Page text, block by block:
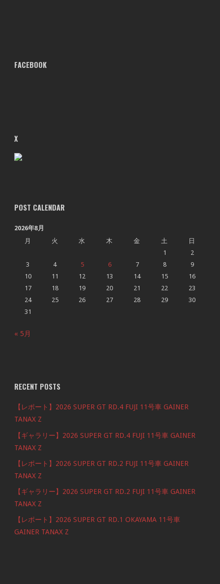
FACEBOOK
X
POST CALENDAR
2026年8月
月
火 水 木 金 土
日
1
2
3
4 5 6 7 8
9
10
11 12 13 14 15
16
17
18 19 20 21 22
23
24
25 26 27 28 29
30
31
« 5月
RECENT POSTS
【レポート】2026 SUPER GT RD.4 FUJI 11号車 GAINER
TANAX Z
【ギャラリー】2026 SUPER GT RD.4 FUJI 11号車 GAINER
TANAX Z
【レポート】2026 SUPER GT RD.2 FUJI 11号車 GAINER
TANAX Z
【ギャラリー】2026 SUPER GT RD.2 FUJI 11号車 GAINER
TANAX Z
【レポート】2026 SUPER GT RD.1 OKAYAMA 11号車
GAINER TANAX Z